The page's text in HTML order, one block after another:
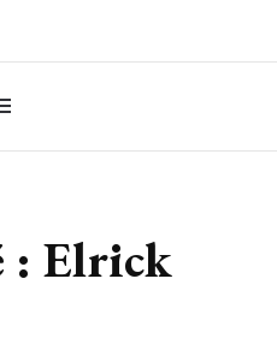
: Elrick